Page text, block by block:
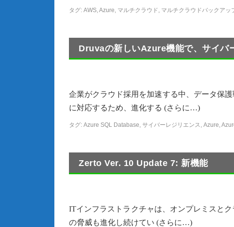
タグ: AWS,Azure, マルチクラウド, マルチクラウドバックアッ
Druvaの新しいAzure機能で、サイバ
企業がクラウド採用を加速する中、データ保
に対応するため、進化する (さらに…)
タグ: Azure SQL Database, サイバーレジリエンス, Azure,
Zerto Ver. 10 Update 7: 新機能
ITインフラストラクチャは、オンプレミスと
の脅威も進化し続けてい (さらに…)